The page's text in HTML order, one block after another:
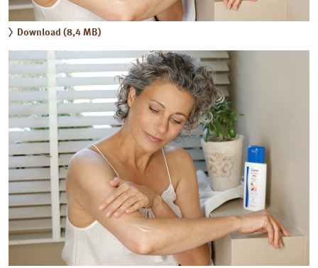
Download (8,4 MB)